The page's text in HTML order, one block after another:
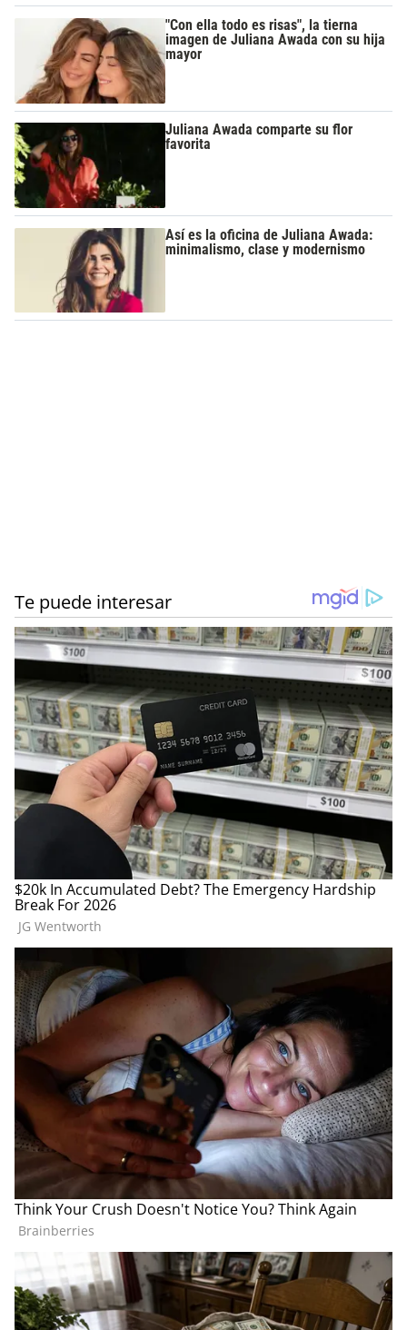
"Con ella todo es risas", la tierna
imagen de Juliana Awada con su hija
mayor
Juliana Awada comparte su flor
favorita
Así es la oficina de Juliana Awada:
minimalismo, clase y modernismo